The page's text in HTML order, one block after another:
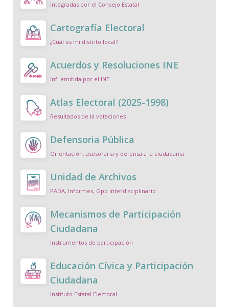
Integradas por el Consejo Estatal
Cartografía Electoral
¿Cuál es mi distrito local?
Acuerdos y Resoluciones INE
Inf. emitida por el INE
Atlas Electoral (2025-1998)
Resultados de la votaciones
Defensoria Pública
Orientación, asesoraría y defensa a la ciudadanía
Unidad de Archivos
PADA, Informes, Gpo Interdisciplinario
Mecanismos de Participación
Ciudadana
Instrumentos de participación
Educación Cívica y Participación
Ciudadana
Instituto Estatal Electoral